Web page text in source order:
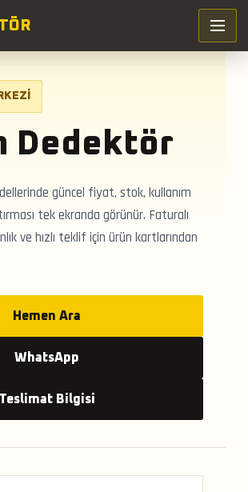
Dedektör
güncel fiyat, stok, kullanım
tek ekranda görünür. Faturalı
ve hızlı teklif için ürün kartlarından
Hemen Ara
WhatsApp
Teslimat Bilgisi